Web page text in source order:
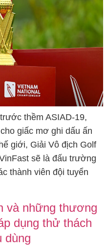
thềm ASIAD-19,
giấc mơ ghi dấu ấn
giới, Giải Vô địch Golf
sẽ là đấu trường
thành viên đội tuyển
và những thương
dụng thử thách
dùng